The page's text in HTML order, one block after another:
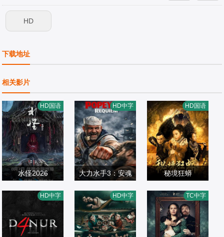
HD
下载地址
相关影片
水怪2026
2026/中国大陆
HD国语
大力水手3：安魂
莫瑞,Fitim·DeSte
na,Amy·Gibbons,
Jack·Hyde,Will·M
恐怖片
2026/英国
HD中字
秘境狂蟒
滨
恐怖片
0/中国大陆
HD国语
HD中字 HD中字 TC中字